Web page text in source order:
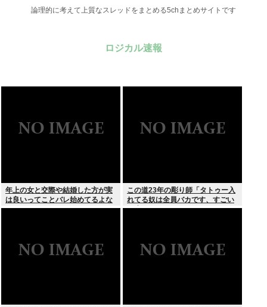
論理的に考えて上質なスレッドをまとめる5chまとめサイトです
ロジカル速報
年上の女と交際や結婚した方が実
は良いってことバレ始めてるよな
この道23年の彫り師「タトゥー入
れてる奴は全員バカです、すごい
民度低い」